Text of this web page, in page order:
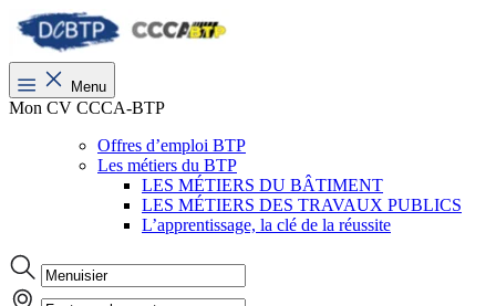
Menu
Mon CV CCCA-BTP
Offres d’emploi BTP
Les métiers du BTP
LES MÉTIERS DU BÂTIMENT
LES MÉTIERS DES TRAVAUX PUBLICS
L’apprentissage, la clé de la réussite